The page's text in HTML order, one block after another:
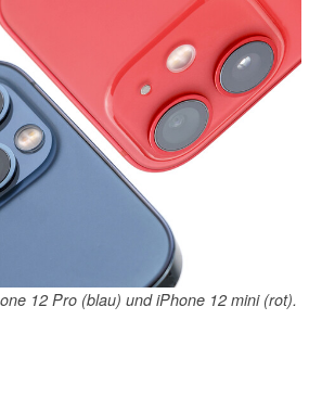
12 Pro (blau) und iPhone 12 mini (rot).